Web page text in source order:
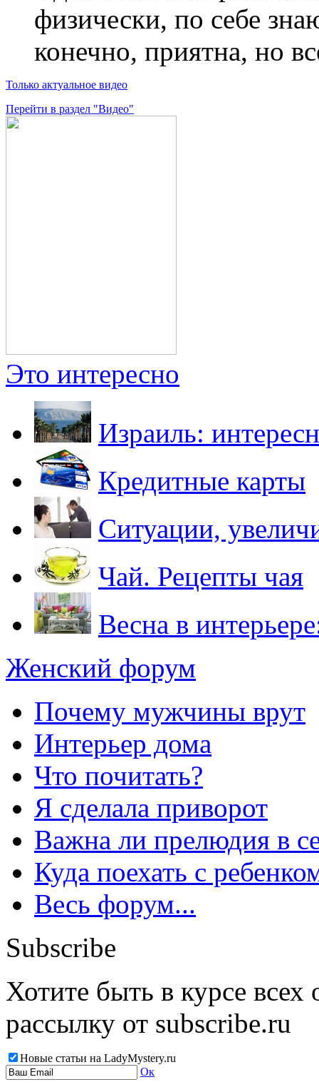
физически, по себе
конечно, приятна, но
Только актуальное видео
Перейти в раздел "Видео"
Это интересно
Израиль:
Кредитные карты
Ситуации,
Чай. Рецепты чая
Весна в
Женский форум
Почему мужчины врут
Интерьер дома
Что почитать?
Я сделала приворот
Важна ли прелюдия в
Куда поехать с
Весь форум...
Subscribe
Хотите быть в курсе
рассылку от subscribe.ru
Новые статьи на LadyMystery.ru
Ок